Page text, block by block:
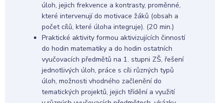
úloh, jejich frekvence a kontrasty, proměnné,
které intervenují do motivace žáků (obsah a
počet cílů, které úloha integruje). (20 min.)
Praktické aktivity formou aktivizujících činností
do hodin matematiky a do hodin ostatních
vyučovacích předmětů na 1. stupni ZŠ, řešení
jednotlivých úloh, práce s cíli různých typů
úloh, možnosti vhodného začlenění do
tematických projektů, jejich třídění a využití